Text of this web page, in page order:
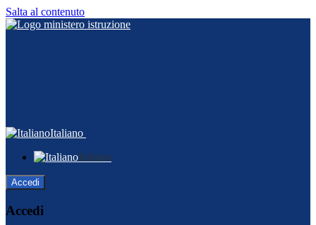
Salta al contenuto
Italiano
Italiano
Accedi
Accedi